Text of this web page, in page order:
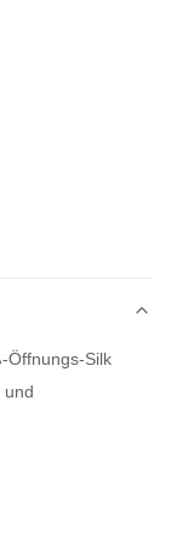
Öffnungs-Silk
und